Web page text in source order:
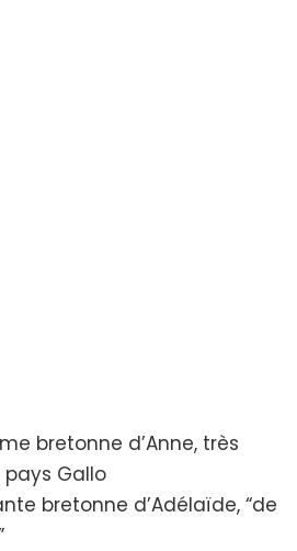
bretonne d’Anne, très
Gallo
bretonne d’Adélaïde, “de